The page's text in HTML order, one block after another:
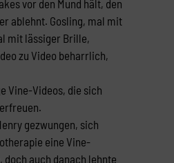
vor den Mund hält, den
ablehnt. Gosling, mal mit
mit lässiger Brille,
zu Video beharrlich,
Vine-Videos, die sich
gezwungen, sich
eine Vine-
doch auch danach lehnte